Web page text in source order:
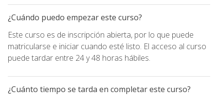
¿Cuándo puedo empezar este curso?
Este curso es de inscripción abierta, por lo que puede
matricularse e iniciar cuando esté listo. El acceso al curso
puede tardar entre 24 y 48 horas hábiles.
¿Cuánto tiempo se tarda en completar este curso?